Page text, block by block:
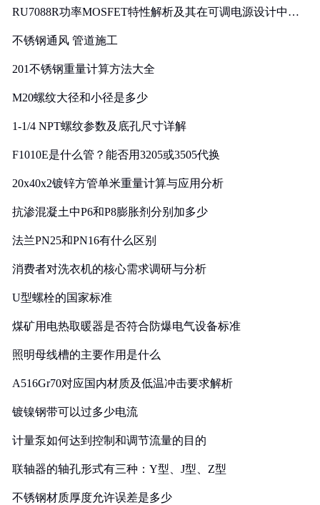
RU7088R功率MOSFET特性解析及其在可调电源设计中的
不锈钢通风 管道施工
201不锈钢重量计算方法大全
M20螺纹大径和小径是多少
1-1/4 NPT螺纹参数及底孔尺寸详解
F1010E是什么管？能否用3205或3505代换
20x40x2镀锌方管单米重量计算与应用分析
抗渗混凝土中P6和P8膨胀剂分别加多少
法兰PN25和PN16有什么区别
消费者对洗衣机的核心需求调研与分析
U型螺栓的国家标准
煤矿用电热取暖器是否符合防爆电气设备标准
照明母线槽的主要作用是什么
A516Gr70对应国内材质及低温冲击要求解析
镀镍钢带可以过多少电流
计量泵如何达到控制和调节流量的目的
联轴器的轴孔形式有三种：Y型、J型、Z型
不锈钢材质厚度允许误差是多少